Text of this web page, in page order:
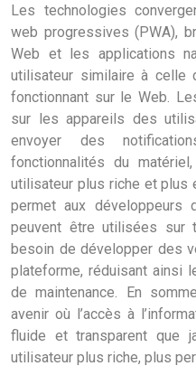
Les technologies
web progressives (PWA),
Web et les applications
utilisateur similaire à celle
fonctionnant sur le Web.
sur les appareils des
envoyer des
fonctionnalités du
utilisateur plus riche et plus
permet aux développeurs
peuvent être utilisées sur
besoin de développer des
plateforme, réduisant ainsi
de maintenance. En
avenir où l’accès à
fluide et transparent que
utilisateur plus riche, plus